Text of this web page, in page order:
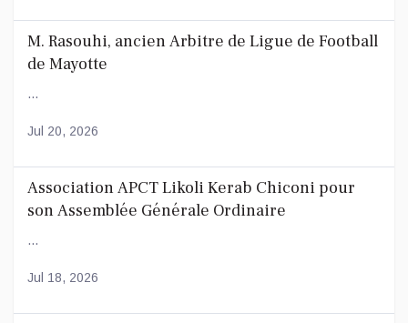
M. Rasouhi, ancien Arbitre de Ligue de Football
de Mayotte
...
Jul 20, 2026
Association APCT Likoli Kerab Chiconi pour
son Assemblée Générale Ordinaire
...
Jul 18, 2026